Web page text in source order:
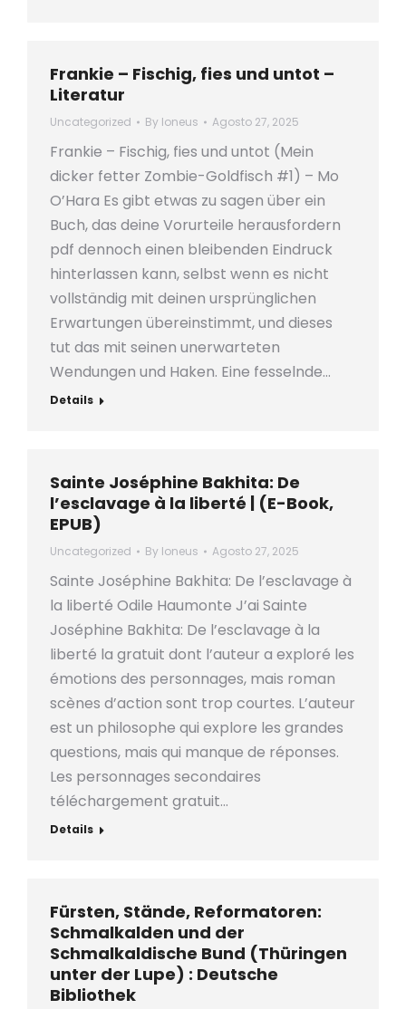
Frankie – Fischig, fies und untot –
Literatur
Uncategorized By loneus Agosto 27, 2025
Frankie – Fischig, fies und untot (Mein
dicker fetter Zombie-Goldfisch #1) – Mo
O’Hara Es gibt etwas zu sagen über ein
Buch, das deine Vorurteile herausfordern
pdf dennoch einen bleibenden Eindruck
hinterlassen kann, selbst wenn es nicht
vollständig mit deinen ursprünglichen
Erwartungen übereinstimmt, und dieses
tut das mit seinen unerwarteten
Wendungen und Haken. Eine fesselnde…
Details
Sainte Joséphine Bakhita: De
l’esclavage à la liberté | (E-Book,
EPUB)
Uncategorized By loneus Agosto 27, 2025
Sainte Joséphine Bakhita: De l’esclavage à
la liberté Odile Haumonte J’ai Sainte
Joséphine Bakhita: De l’esclavage à la
liberté la gratuit dont l’auteur a exploré les
émotions des personnages, mais roman
scènes d’action sont trop courtes. L’auteur
est un philosophe qui explore les grandes
questions, mais qui manque de réponses.
Les personnages secondaires
téléchargement gratuit…
Details
Fürsten, Stände, Reformatoren:
Schmalkalden und der
Schmalkaldische Bund (Thüringen
unter der Lupe) : Deutsche
Bibliothek